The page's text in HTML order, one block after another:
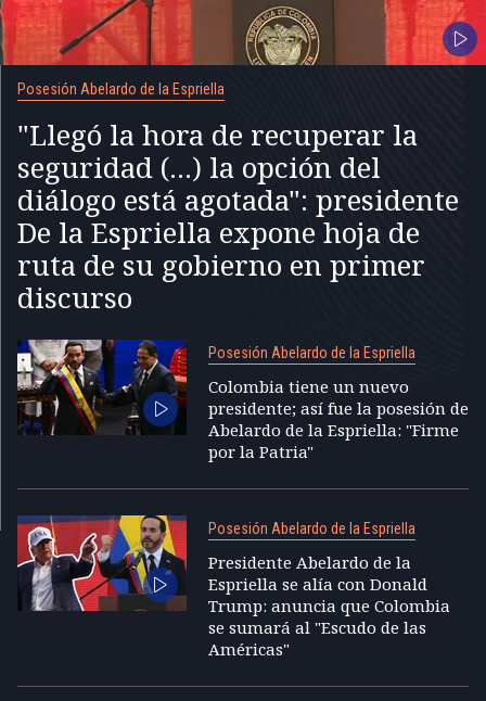
Posesión Abelardo de la Espriella
"Llegó la hora de recuperar la
seguridad (...) la opción del
diálogo está agotada": presidente
De la Espriella expone hoja de
ruta de su gobierno en primer
discurso
Posesión Abelardo de la Espriella
Colombia tiene un nuevo
presidente; así fue la posesión de
Abelardo de la Espriella: "Firme
por la Patria"
Posesión Abelardo de la Espriella
Presidente Abelardo de la
Espriella se alía con Donald
Trump: anuncia que Colombia
se sumará al "Escudo de las
Américas"